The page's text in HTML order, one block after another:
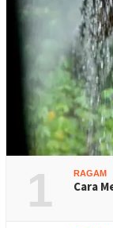
1 RAGAM
Cara